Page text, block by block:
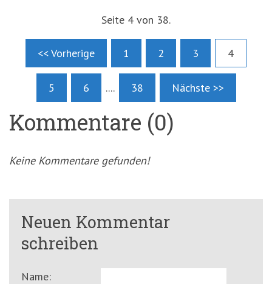
Seite 4 von 38.
<< Vorherige 1 2 3 4
5 6 .... 38 Nächste >>
Kommentare (0)
Keine Kommentare gefunden!
Neuen Kommentar
schreiben
Name: